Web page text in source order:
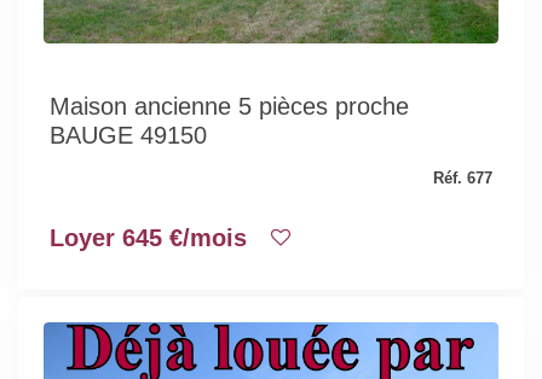
Maison ancienne 5 pièces proche
BAUGE 49150
Réf. 677
Loyer 645 €/mois